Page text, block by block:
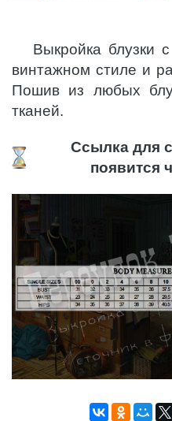
Выкройка блузки
винтажном стиле и
Пошив из любых
тканей.
Ссылка для
появится